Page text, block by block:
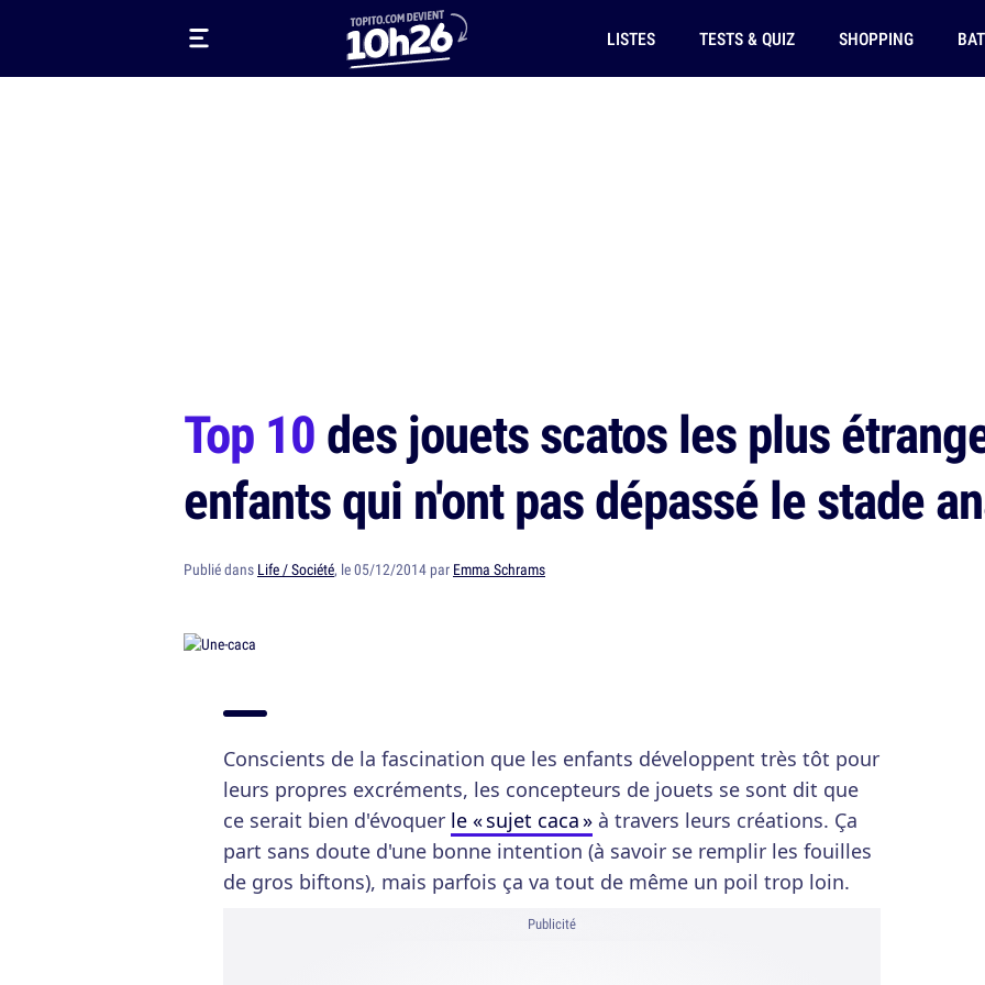
LISTES TESTS & QUIZ SHOPPING
Top 10des jouets scatos les plus
enfants qui n'ont pas dépassé le stade
Publié dans Life / Société, le 05/12/2014 par Emma Schrams
Conscients de la fascination que les enfants développent très tôt pour
leurs propres excréments, les concepteurs de jouets se sont dit que
ce serait bien d'évoquer le « sujet caca » à travers leurs créations. Ça
part sans doute d'une bonne intention (à savoir se remplir les fouilles
de gros biftons), mais parfois ça va tout de même un poil trop loin.
Publicité